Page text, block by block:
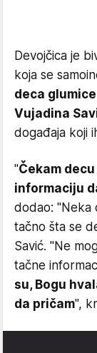
Devojčica je
koja se
deca
Vujadina
događaja koji
"Čekam
informaciju
dodao: "Neka
tačno šta se
Savić. "Ne
tačne
su, Bogu
da pričam",